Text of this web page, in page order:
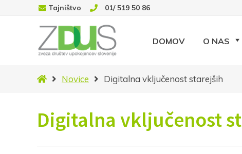
Tajništvo 01/ 519 50 86
DOMOV O NAS
DomovNovice Digitalna vključenost starejših
Digitalna vključenost